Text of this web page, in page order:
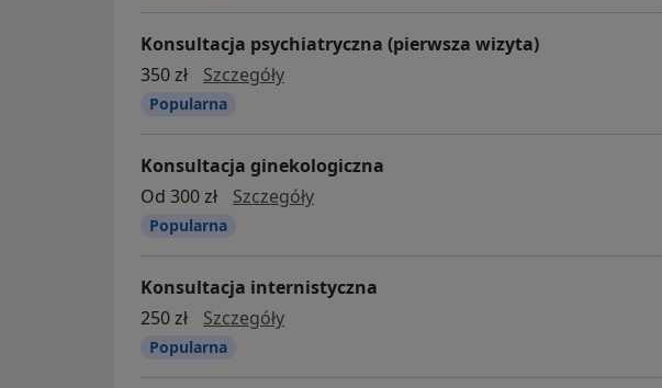
Konsultacja psychiatryczna (pierwsza wizyta)
350 zł
Szczegółykonsultacja psychiatryczna (pierwsza wizyta)
Popularna
Konsultacja ginekologiczna
Od 300 zł
Szczegółykonsultacja ginekologiczna
Popularna
Konsultacja internistyczna
250 zł
Szczegółykonsultacja internistyczna
Popularna